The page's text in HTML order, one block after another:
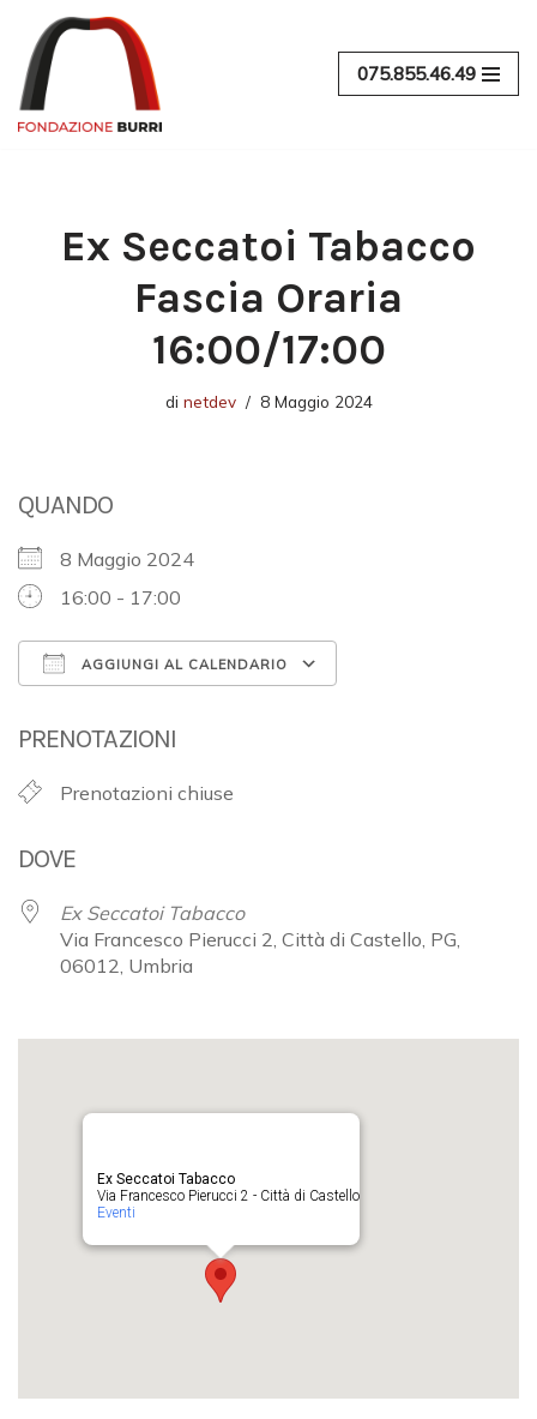
Vai
al
contenuto
075.855.46.49
Ex Seccatoi Tabacco
Fascia Oraria
16:00/17:00
di netdev 8 Maggio 2024
QUANDO
8 Maggio 2024
16:00 - 17:00
AGGIUNGI AL CALENDARIO
PRENOTAZIONI
Prenotazioni chiuse
DOVE
Ex Seccatoi Tabacco
Via Francesco Pierucci 2, Città di Castello, PG,
06012, Umbria
Ex Seccatoi Tabacco
Via Francesco Pierucci 2 - Città di Castello
Eventi